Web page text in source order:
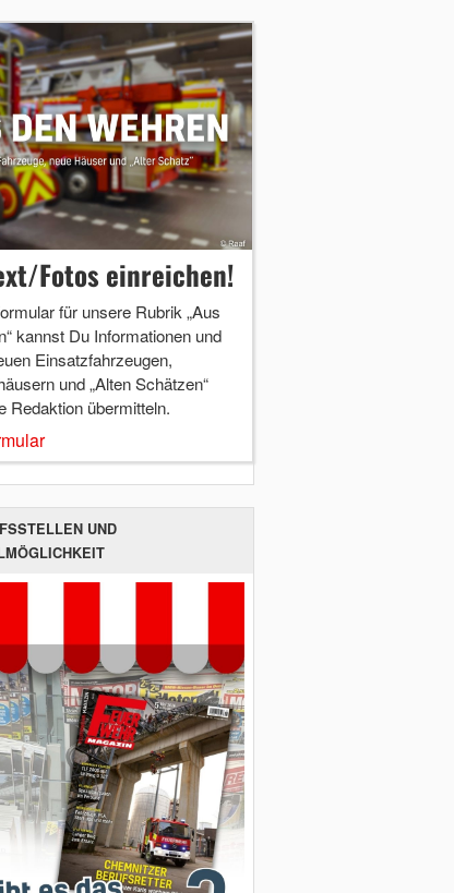
Fotos einreichen!
für unsere Rubrik „Aus
kannst Du Informationen und
Einsatzfahrzeugen,
und „Alten Schätzen“
Redaktion übermitteln.
UND